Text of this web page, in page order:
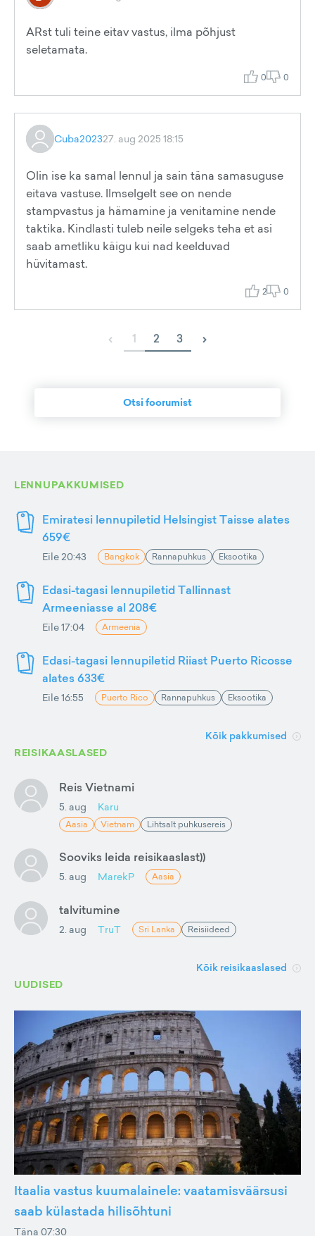
ARst tuli teine eitav vastus, ilma põhjust
seletamata.
0 0
Cuba202327. aug 2025 18:15
Olin ise ka samal lennul ja sain täna samasuguse
eitava vastuse. Ilmselgelt see on nende
stampvastus ja hämamine ja venitamine nende
taktika. Kindlasti tuleb neile selgeks teha et asi
saab ametliku käigu kui nad keelduvad
hüvitamast.
2 0
‹ 1 2 3 ›
Otsi foorumist
LENNUPAKKUMISED
Emiratesi lennupiletid Helsingist Taisse alates
659€
Eile 20:43 Bangkok Rannapuhkus Eksootika
Edasi-tagasi lennupiletid Tallinnast
Armeeniasse al 208€
Eile 17:04 Armeenia
Edasi-tagasi lennupiletid Riiast Puerto Ricosse
alates 633€
Eile 16:55 Puerto Rico Rannapuhkus Eksootika
Kõik pakkumised
REISIKAASLASED
Reis Vietnami
5. aug Karu
Aasia Vietnam Lihtsalt puhkusereis
Sooviks leida reisikaaslast))
5. aug MarekP Aasia
talvitumine
2. aug TruT Sri Lanka Reisiideed
Kõik reisikaaslased
UUDISED
Itaalia vastus kuumalainele: vaatamisväärsusi
saab külastada hilisõhtuni
Täna 07:30